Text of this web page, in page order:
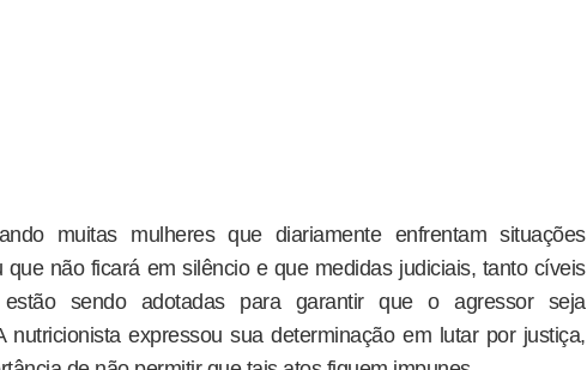
muitas mulheres que diariamente enfrentam situações
que não ficará em silêncio e que medidas judiciais, tanto cíveis
estão sendo adotadas para garantir que o agressor seja
nutricionista expressou sua determinação em lutar por justiça,